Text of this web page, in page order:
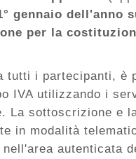
gennaio dell'anno
per la
tutti i partecipanti, è
IVA utilizzando i
La sottoscrizione e
in modalità
autenticata